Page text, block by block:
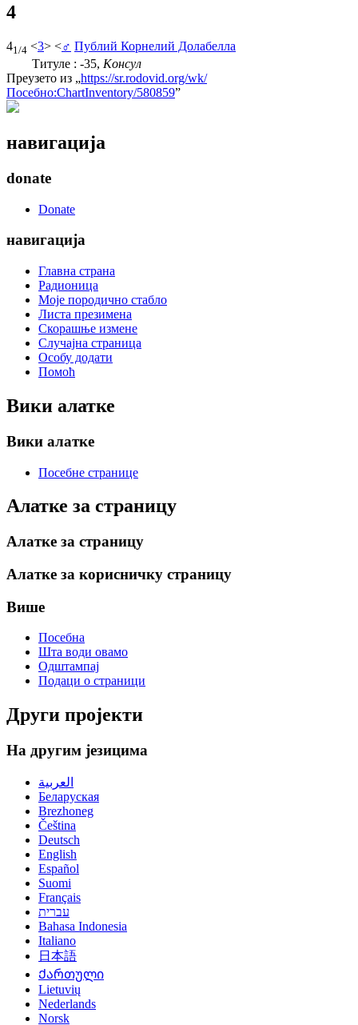
4
41/4 <3> <♂ Публий Корнелий Долабелла
Титуле : -35, Консул
Преузето из „https://sr.rodovid.org/wk/
Посебно:ChartInventory/580859”
навигација
donate
Donate
навигација
Главна страна
Радионица
Моје породично стабло
Листа презимена
Скорашње измене
Случајна страница
Особу додати
Помоћ
Вики алатке
Вики алатке
Посебне странице
Алатке за страницу
Алатке за страницу
Алатке за корисничку страницу
Више
Посебна
Шта води овамо
Одштампај
Подаци о страници
Други пројекти
На другим језицима
العربية
Беларуская
Brezhoneg
Čeština
Deutsch
English
Español
Suomi
Français
עברית
Bahasa Indonesia
Italiano
日本語
Ქართული
Lietuvių
Nederlands
Norsk